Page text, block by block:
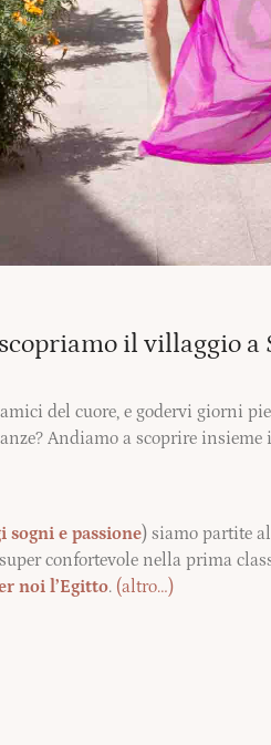
il villaggio
del cuore, e godervi giorni
Andiamo a scoprire
sogni e passione) siamo partite
confortevole nella prima
noi l’Egitto. (altro…)